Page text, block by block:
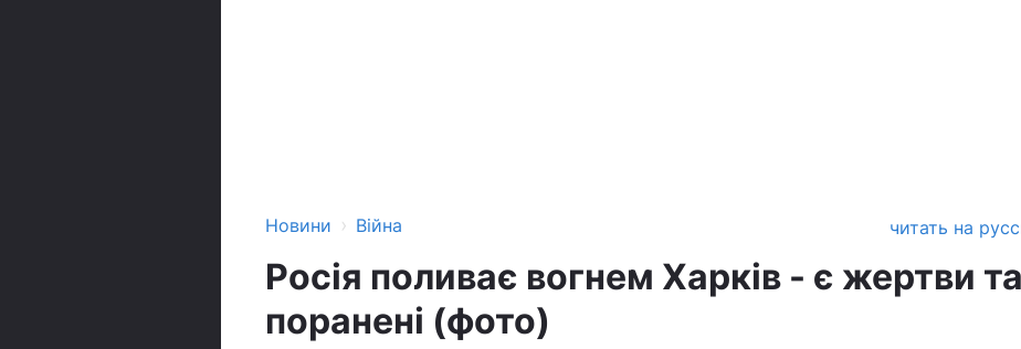
Новини › Війна читать на
Росія поливає вогнем Харків - є жертви та
поранені (фото)